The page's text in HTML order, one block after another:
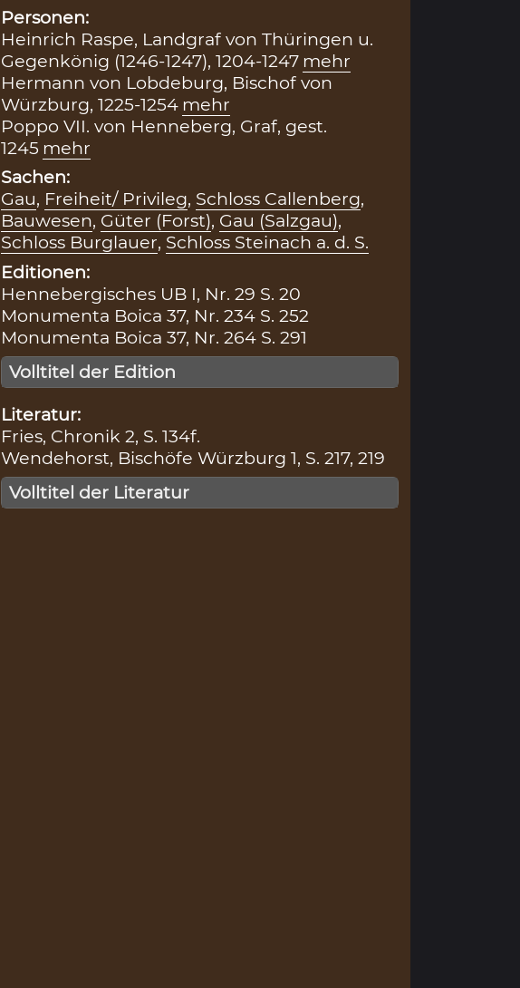
Personen:
Heinrich Raspe, Landgraf von Thüringen u.
Gegenkönig (1246-1247), 1204-1247 mehr
Hermann von Lobdeburg, Bischof von
Würzburg, 1225-1254 mehr
Poppo VII. von Henneberg, Graf, gest.
1245 mehr
Sachen:
Gau, Freiheit/ Privileg, Schloss Callenberg,
Bauwesen, Güter (Forst), Gau (Salzgau),
Schloss Burglauer, Schloss Steinach a. d. S.
Editionen:
Hennebergisches UB I, Nr. 29 S. 20
Monumenta Boica 37, Nr. 234 S. 252
Monumenta Boica 37, Nr. 264 S. 291
Volltitel der Edition
Literatur:
Fries, Chronik 2, S. 134f.
Wendehorst, Bischöfe Würzburg 1, S. 217, 219
Volltitel der Literatur